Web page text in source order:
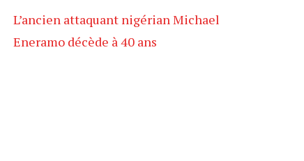
L’ancien attaquant nigérian Michael
Eneramo décède à 40 ans